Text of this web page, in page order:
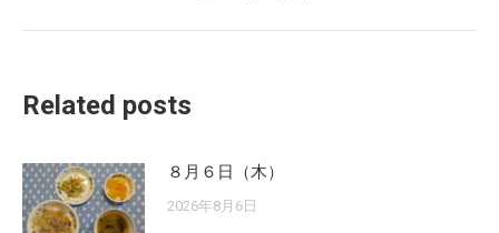
Related posts
８月６日（木）
2026年8月6日